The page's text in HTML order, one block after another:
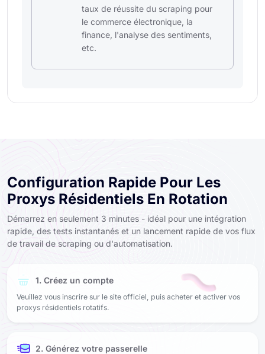
taux de réussite du scraping pour
le commerce électronique, la
finance, l'analyse des sentiments,
etc.
Configuration Rapide Pour Les
Proxys Résidentiels En Rotation
Démarrez en seulement 3 minutes - idéal pour une intégration
rapide, des tests instantanés et un lancement rapide de vos flux
de travail de scraping ou d'automatisation.
1. Créez un compte
Veuillez vous inscrire sur le site officiel, puis acheter et activer vos
proxys résidentiels rotatifs.
2. Générez votre passerelle